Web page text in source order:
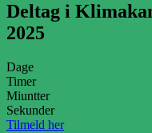
Deltag i
2025
Dage
Timer
Miuntter
Sekunder
Tilmeld her